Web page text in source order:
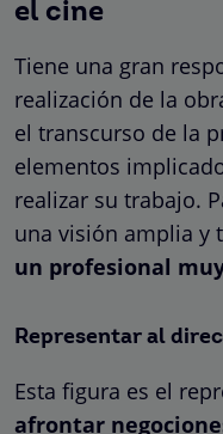
el cine
Tiene una gran
realización de la
el transcurso de la
elementos
realizar su trabajo.
una visión amplia y
un profesional
Representar al
Esta figura es el
afrontar